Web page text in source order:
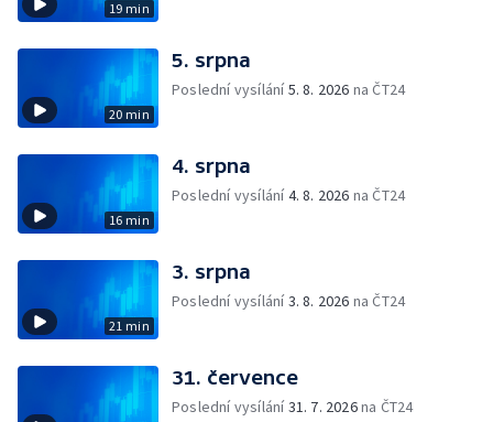
19 min
20 min
5. srpna
Poslední vysílání5. 8. 2026 na ČT24
16 min
4. srpna
Poslední vysílání4. 8. 2026 na ČT24
21 min
3. srpna
Poslední vysílání3. 8. 2026 na ČT24
31. července
Poslední vysílání31. 7. 2026na ČT24